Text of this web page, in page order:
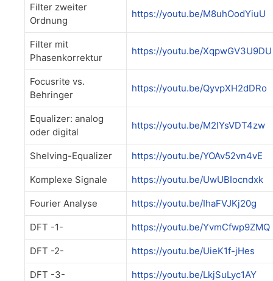
Filter zweiter
Ordnung
https://youtu.be/M8uhOodYiuU
Filter mit
Phasenkorrektur
https://youtu.be/XqpwGV3U9DU
Focusrite vs.
Behringer
https://youtu.be/QyvpXH2dDRo
Equalizer: analog
oder digital
https://youtu.be/M2lYsVDT4zw
Shelving-Equalizer https://youtu.be/YOAv52vn4vE
Komplexe Signale https://youtu.be/UwUBIocndxk
Fourier Analyse https://youtu.be/IhaFVJKj20g
DFT -1- https://youtu.be/YvmCfwp9ZMQ
DFT -2- https://youtu.be/UieK1f-jHes
DFT -3- https://youtu.be/LkjSuLyc1AY